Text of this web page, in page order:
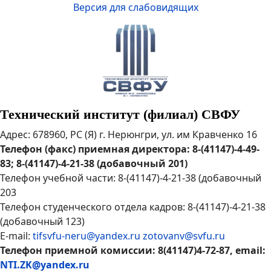
Версия для слабовидящих
Технический институт (филиал) СВФУ
Адрес: 678960, РС (Я) г. Нерюнгри, ул. им Кравченко 16
Телефон (факс) приемная директора: 8-(41147)-4-49-
83; 8-(41147)-4-21-38 (добавочный 201)
Телефон учебной части: 8-(41147)-4-21-38 (добавочный
203
Телефон студенческого отдела кадров: 8-(41147)-4-21-38
(добавочный 123)
E-mail: tifsvfu-neru@yandex.ru zotovanv@svfu.ru
Телефон приемной комиссии: 8(41147)4-72-87, email:
NTI.ZK@yandex.ru